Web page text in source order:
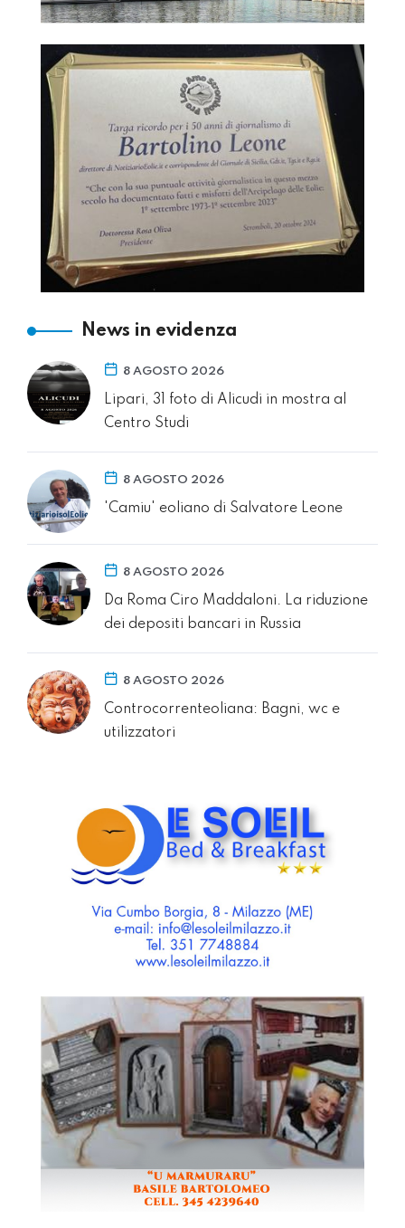
News in evidenza
8 AGOSTO 2026
Lipari, 31 foto di Alicudi in mostra al
Centro Studi
8 AGOSTO 2026
'Camiu' eoliano di Salvatore Leone
8 AGOSTO 2026
Da Roma Ciro Maddaloni. La riduzione
dei depositi bancari in Russia
8 AGOSTO 2026
Controcorrenteoliana: Bagni, wc e
utilizzatori